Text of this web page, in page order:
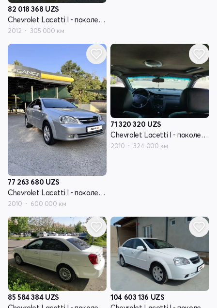
82 018 368 UZS
Chevrolet Lacetti I - поколение
2012 305 000 км
77 263 680 UZS
Chevrolet Lacetti I - поколение
2010 600 000 км
71 320 320 UZS
Chevrolet Lacetti I - поколение
2010 324 000 км
85 584 384 UZS
104 603 136 UZS